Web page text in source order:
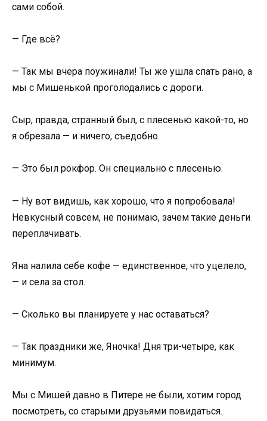
сами собой.
— Где всё?
— Так мы вчера поужинали! Ты же ушла спать рано, а
мы с Мишенькой проголодались с дороги.
Сыр, правда, странный был, с плесенью какой-то, но
я обрезала — и ничего, съедобно.
— Это был рокфор. Он специально с плесенью.
— Ну вот видишь, как хорошо, что я попробовала!
Невкусный совсем, не понимаю, зачем такие деньги
переплачивать.
Яна налила себе кофе — единственное, что уцелело,
— и села за стол.
— Сколько вы планируете у нас оставаться?
— Так праздники же, Яночка! Дня три-четыре, как
минимум.
Мы с Мишей давно в Питере не были, хотим город
посмотреть, со старыми друзьями повидаться.